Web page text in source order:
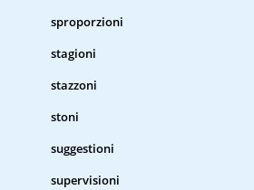
sproporzioni
stagioni
stazzoni
stoni
suggestioni
supervisioni